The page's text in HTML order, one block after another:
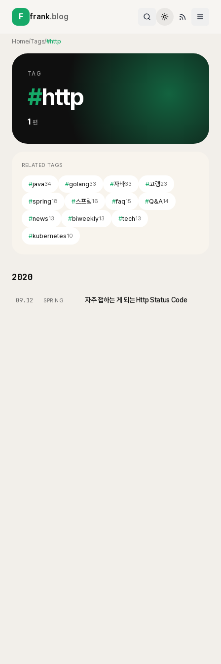
F frank.blog
Home/Tags/#http
TAG
#http
1 편
RELATED TAGS
#java34 #golang33 #자바33 #고랭23
#spring18 #스프링16 #faq15 #Q&A14
#news13 #biweekly13 #tech13
#kubernetes10
2020
09.12 SPRING 자주 접하는 게 되는 Http Status Code